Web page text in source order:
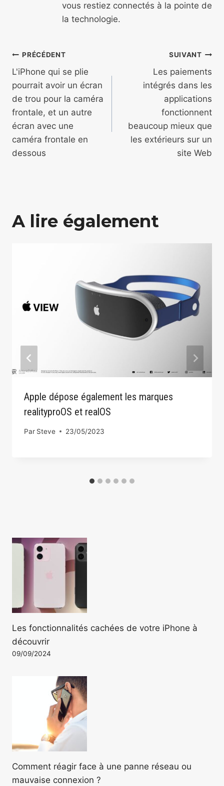
vous restiez connectés à la pointe de
la technologie.
Navigation
de
l’article
PRÉCÉDENT
L'iPhone qui se plie
pourrait avoir un écran
de trou pour la caméra
frontale, et un autre
écran avec une
caméra frontale en
dessous
SUIVANT
Les paiements
intégrés dans les
applications
fonctionnent
beaucoup mieux que
les extérieurs sur un
site Web
A lire également
Apple dépose également les marques
realityproOS et realOS
Par Steve 23/05/2023
Les fonctionnalités cachées de votre iPhone à
découvrir
09/09/2024
Comment réagir face à une panne réseau ou
mauvaise connexion ?